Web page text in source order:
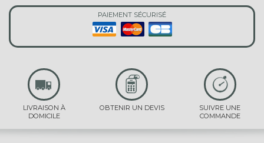
PAIEMENT SÉCURISÉ
LIVRAISON À
DOMICILE
OBTENIR UN DEVIS
SUIVRE UNE
COMMANDE